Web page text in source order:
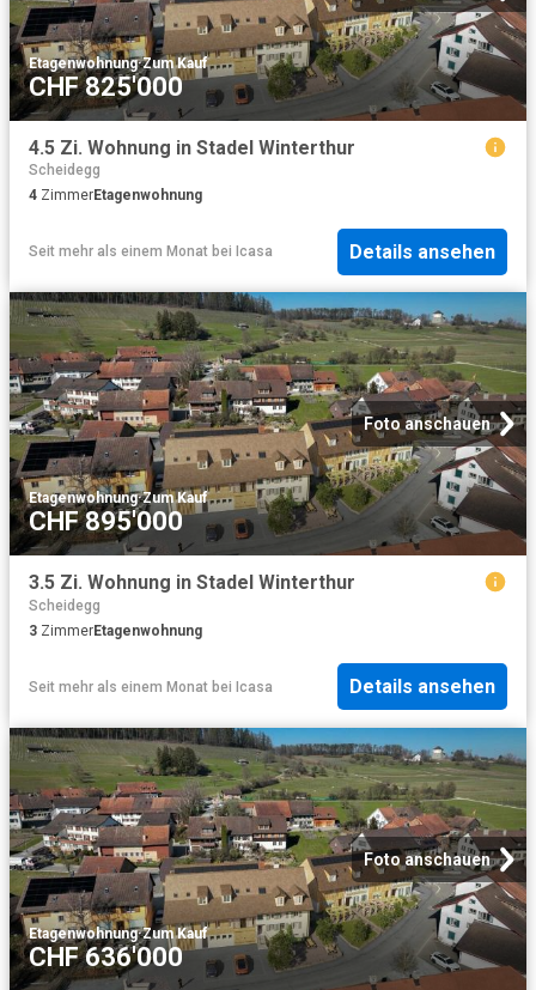
Etagenwohnung·Zum Kauf
CHF 825'000
4.5 Zi. Wohnung in Stadel Winterthur
Scheidegg
4 ZimmerEtagenwohnung
Seit mehr als einem Monat bei Icasa Details ansehen
Foto anschauen
Etagenwohnung·Zum Kauf
CHF 895'000
3.5 Zi. Wohnung in Stadel Winterthur
Scheidegg
3 ZimmerEtagenwohnung
Seit mehr als einem Monat bei Icasa Details ansehen
Foto anschauen
Etagenwohnung·Zum Kauf
CHF 636'000